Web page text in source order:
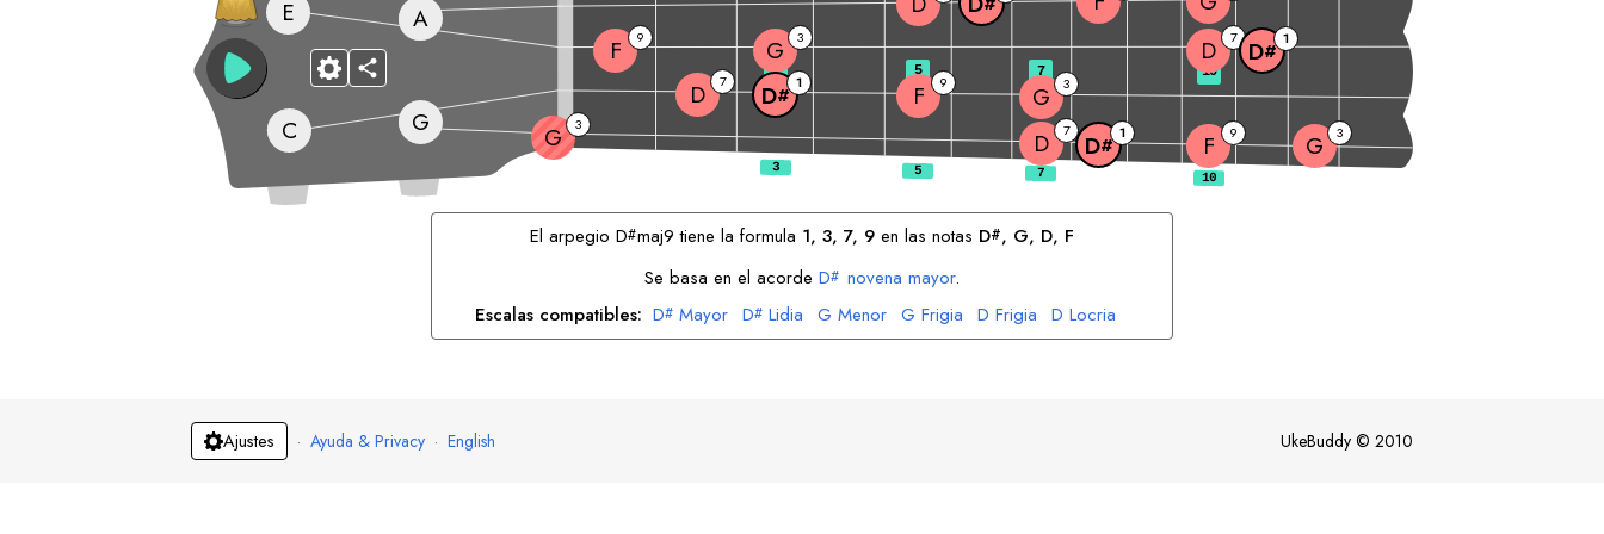
G G 3
D 7
D# 1 F 9 G 3
C
D 7 D# 1 F 9 G 3
E
F
9 G 3 D 7 D# 1
A
3 5 7 10
El arpegio D#maj9 tiene la formula 1, 3, 7, 9 en las notas D#, G, D, F
Se basa en el acordeD# novena mayor.
Escalas compatibles: D# Mayor D# Lidia G Menor G Frigia D Frigia D Locria
F Dórico F Mixolidia
Ajustes · Ayuda & Privacy · English UkeBuddy © 2010